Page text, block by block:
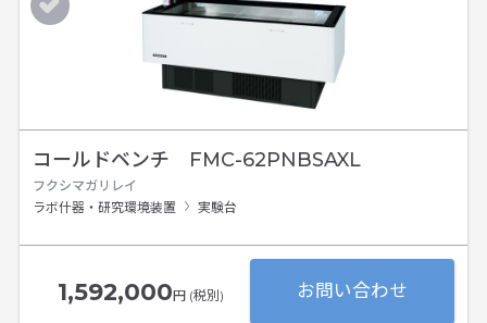
コールドベンチ FMC-62PNBSAXL
フクシマガリレイ
ラボ什器・研究環境装置
実験台
1,592,000円 (税別) お問い合わせ